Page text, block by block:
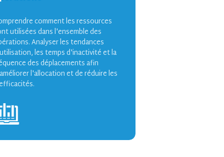
comment les ressources
utilisées dans l'ensemble des
Analyser les tendances
les temps d'inactivité et la
des déplacements afin
l'allocation et de réduire les